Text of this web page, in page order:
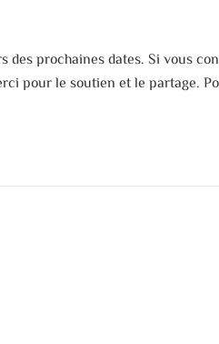
des prochaines dates. Si vous
pour le soutien et le partage.